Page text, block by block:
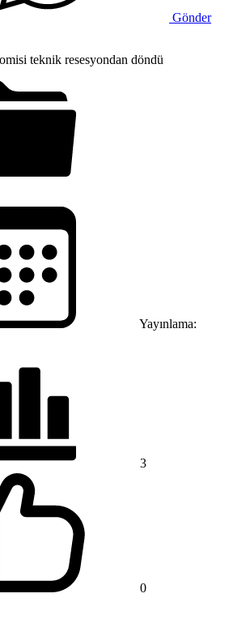
Gönder
Yayınlama:
3
0